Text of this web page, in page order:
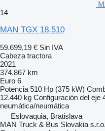
14
MAN TGX 18.510
59.699,19 € Sin IVA
Cabeza tractora
2021
374.867 km
Euro 6
Potencia 510 Hp (375 kW)
12.440 kg Configuración del eje
neumática/neumática
Eslovaquia, Bratislava
MAN Truck & Bus Slovakia s.r.o.